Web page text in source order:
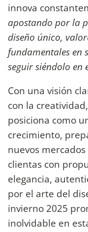
innova
apostando por la
diseño único,
fundamentales en
seguir siéndolo en
Con una visión
con la
posiciona como
crecimiento,
nuevos
clientas con
elegancia,
por el arte del
invierno 2025
inolvidable en